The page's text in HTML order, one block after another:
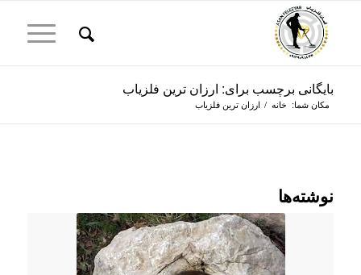
بایگانی برچسب برای: ارزان ترین فلزیاب
مکان شما: خانه / ارزان ترین فلزیاب
نوشته‌ها